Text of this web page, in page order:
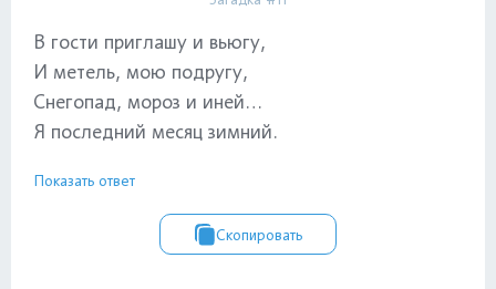
В гости приглашу и вьюгу,
И метель, мою подругу,
Снегопад, мороз и иней…
Я последний месяц зимний.
Показать ответ
Скопировать